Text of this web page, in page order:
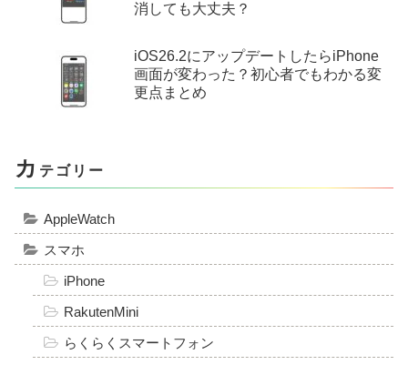
消しても大丈夫？
iOS26.2にアップデートしたらiPhone
画面が変わった？初心者でもわかる変
更点まとめ
カ テゴリー
AppleWatch
スマホ
iPhone
RakutenMini
らくらくスマートフォン